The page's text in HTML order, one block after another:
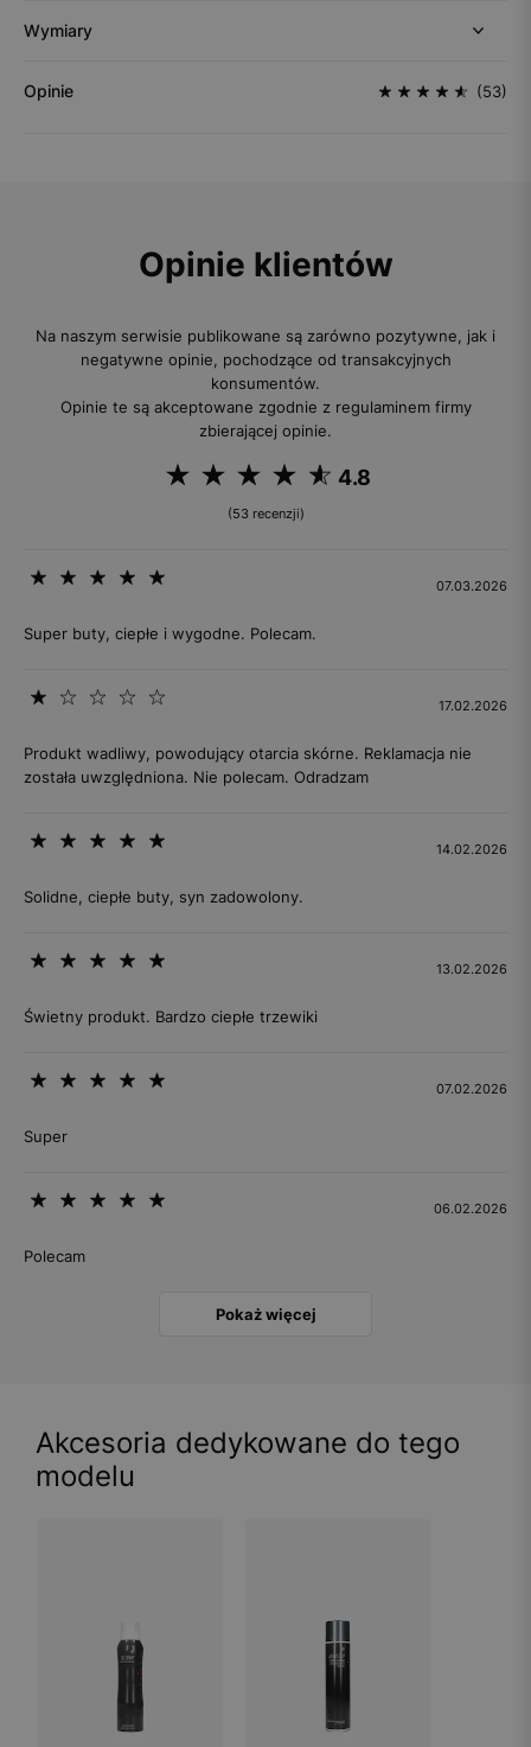
Wymiary
Opinie (53)
Opinie klientów
Na naszym serwisie publikowane są zarówno pozytywne, jak i
negatywne opinie, pochodzące od transakcyjnych
konsumentów.
Opinie te są akceptowane zgodnie z regulaminem firmy
zbierającej opinie.
4.8
(53 recenzji)
07.03.2026
Super buty, ciepłe i wygodne. Polecam.
17.02.2026
Produkt wadliwy, powodujący otarcia skórne. Reklamacja nie
została uwzględniona. Nie polecam. Odradzam
14.02.2026
Solidne, ciepłe buty, syn zadowolony.
13.02.2026
Świetny produkt. Bardzo ciepłe trzewiki
07.02.2026
Super
06.02.2026
Polecam
Pokaż więcej
Akcesoria dedykowane do tego
modelu